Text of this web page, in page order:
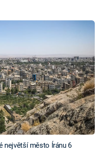
největší město Íránu 6